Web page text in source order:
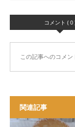
コメント ( 0
この記事へのコメン
関連記事